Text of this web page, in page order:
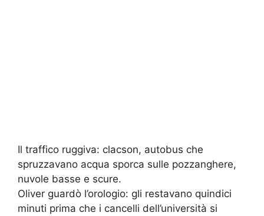
Il traffico ruggiva: clacson, autobus che
spruzzavano acqua sporca sulle pozzanghere,
nuvole basse e scure.
Oliver guardò l’orologio: gli restavano quindici
minuti prima che i cancelli dell’università si